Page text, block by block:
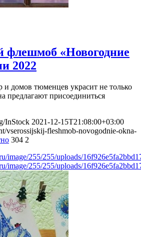
флешмоб «Новогодние
2022
и домов тюменцев украсит не только
предлагают присоединиться
InStock 2021-12-15T21:08:00+03:00
vserossijskij-fleshmob-novogodnie-okna-
304 2
image/255/255/uploads/
image/255/255/uploads/